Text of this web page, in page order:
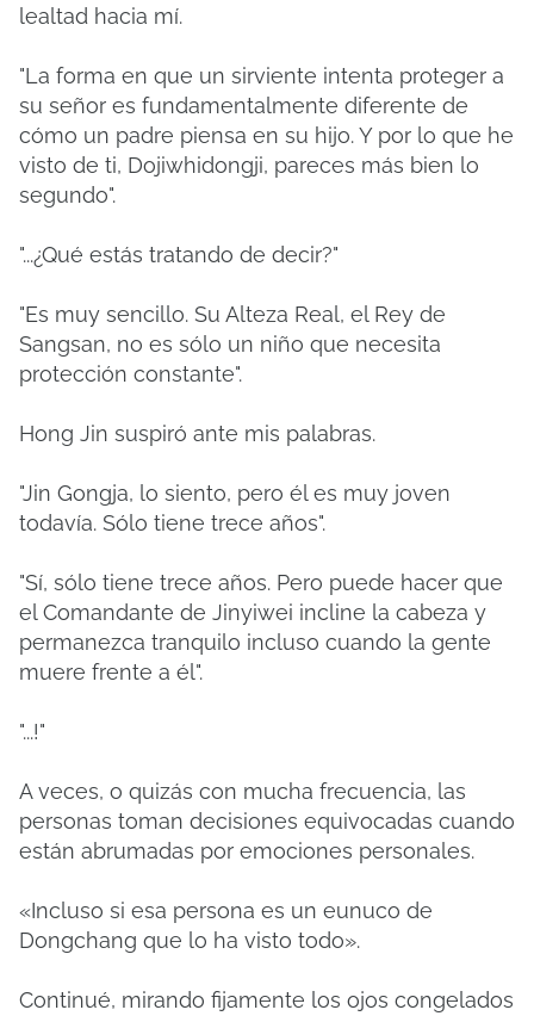
lealtad hacia mí.
"La forma en que un sirviente intenta proteger a
su señor es fundamentalmente diferente de
cómo un padre piensa en su hijo. Y por lo que he
visto de ti, Dojiwhidongji, pareces más bien lo
segundo".
"...¿Qué estás tratando de decir?"
"Es muy sencillo. Su Alteza Real, el Rey de
Sangsan, no es sólo un niño que necesita
protección constante".
Hong Jin suspiró ante mis palabras.
"Jin Gongja, lo siento, pero él es muy joven
todavía. Sólo tiene trece años".
"Sí, sólo tiene trece años. Pero puede hacer que
el Comandante de Jinyiwei incline la cabeza y
permanezca tranquilo incluso cuando la gente
muere frente a él".
"...!"
A veces, o quizás con mucha frecuencia, las
personas toman decisiones equivocadas cuando
están abrumadas por emociones personales.
«Incluso si esa persona es un eunuco de
Dongchang que lo ha visto todo».
Continué, mirando fijamente los ojos congelados